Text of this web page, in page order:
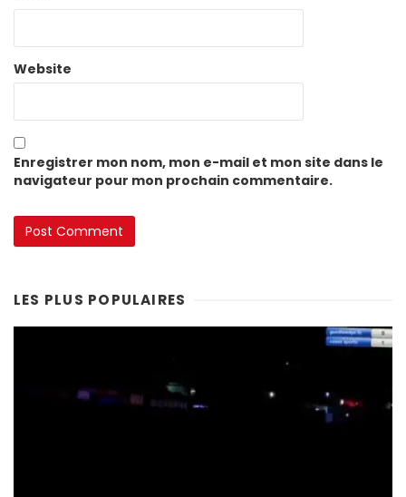
Website
Enregistrer mon nom, mon e-mail et mon site dans le
navigateur pour mon prochain commentaire.
LES PLUS POPULAIRES